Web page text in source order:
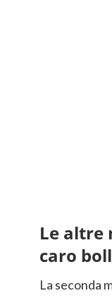
Le altre
caro
La seconda